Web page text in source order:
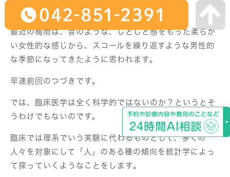
最近の梅雨は、昔のような、しとしと感をもった柔らか
い女性的な感じから、スコールを繰り返すような男性的
な季節になってきたように思われます。
早速前回のつづきです。
では、臨床医学は全く科学的ではないのか？というとそ
うわけでもないのです。
臨床では理系でいう実験に代わるものとして、多くの
人々を対象にして「人」のある種の傾向を統計学によっ
て探っていくようなことをします。